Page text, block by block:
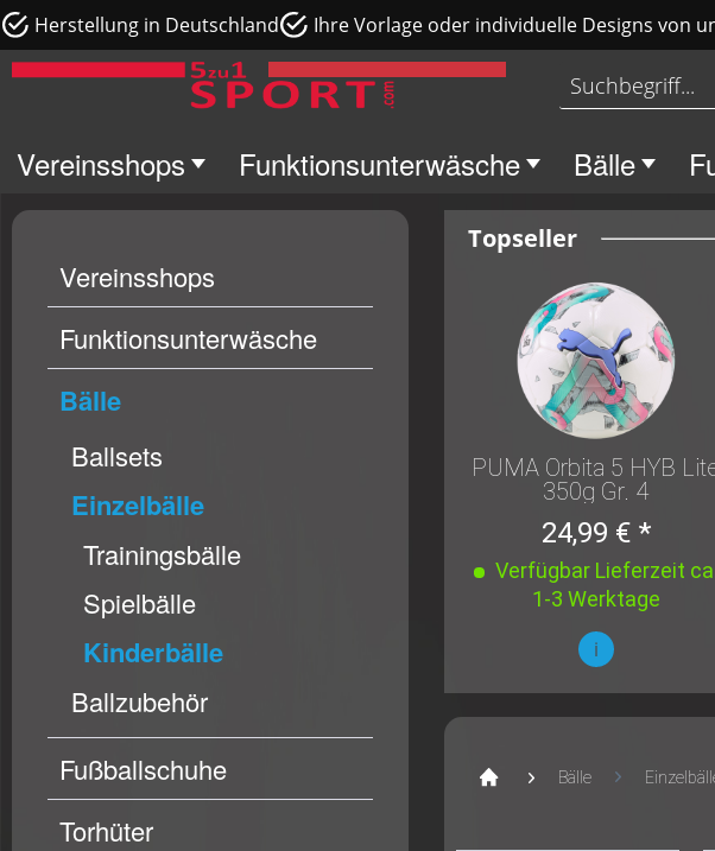
Herstellung in Deutschland Ihre Vorlage oder individuelle Designs von
Vereinsshops Funktionsunterwäsche Bälle
Vereinsshops
Funktionsunterwäsche
Bälle
Ballsets
Einzelbälle
Trainingsbälle
Spielbälle
Kinderbälle
Ballzubehör
Fußballschuhe
Torhüter
Topseller
PUMA Orbita 5 HYB
350g Gr. 4
24,99 € *
Verfügbar Lieferzeit
1-3 Werktage
i
Bälle